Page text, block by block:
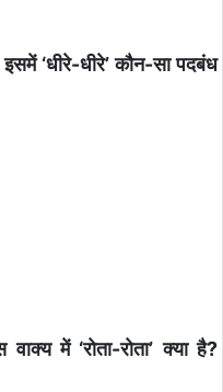
‘धीरे-धीरे’ कौन-सा पदबंध
में ‘रोता-रोता’ क्या है?